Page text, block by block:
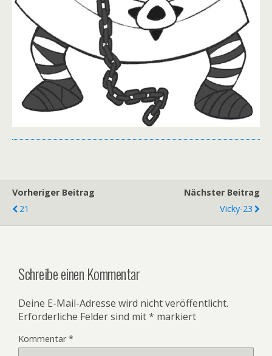
Vorheriger Beitrag
21
Nächster Beitrag
Vicky-23
Schreibe einen Kommentar
Deine E-Mail-Adresse wird nicht veröffentlicht.
Erforderliche Felder sind mit* markiert
Kommentar*